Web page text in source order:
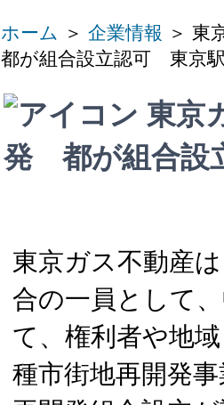
ホーム ＞ 企業情報 ＞ 東
都が組合設立認可 東京
東京
発 都が組合設
東京ガス不動産
合の一員として
て、権利者や地
種市街地再開発